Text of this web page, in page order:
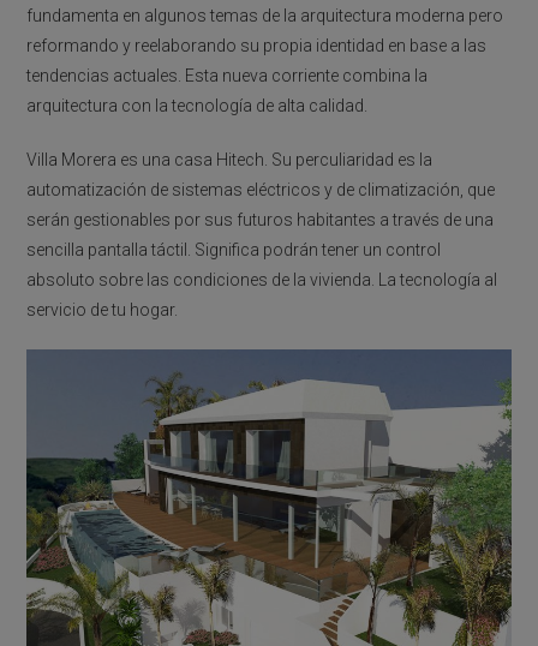
fundamenta en algunos temas de la arquitectura moderna pero
reformando y reelaborando su propia identidad en base a las
tendencias actuales. Esta nueva corriente combina la
arquitectura con la tecnología de alta calidad.
Villa Morera es una casa Hitech. Su perculiaridad es la
automatización de sistemas eléctricos y de climatización, que
serán gestionables por sus futuros habitantes a través de una
sencilla pantalla táctil. Significa podrán tener un control
absoluto sobre las condiciones de la vivienda. La tecnología al
servicio de tu hogar.